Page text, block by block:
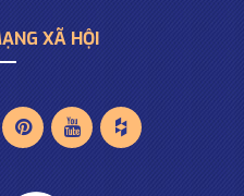
XÃ HỘI